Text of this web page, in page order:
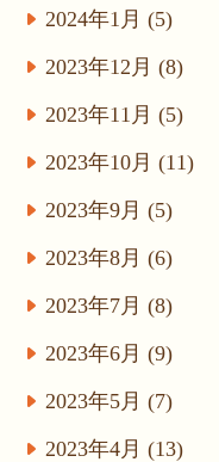
2024年1月 (5)
2023年12月 (8)
2023年11月 (5)
2023年10月 (11)
2023年9月 (5)
2023年8月 (6)
2023年7月 (8)
2023年6月 (9)
2023年5月 (7)
2023年4月 (13)